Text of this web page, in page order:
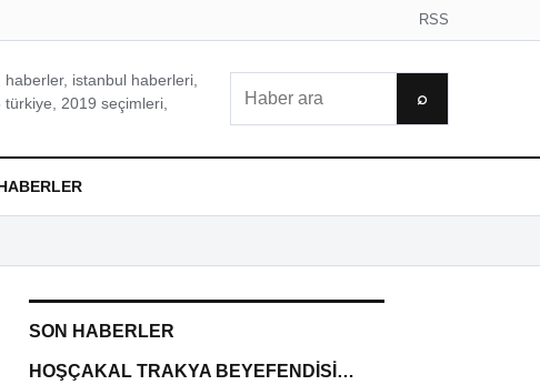
RSS
istanbul haberleri,
2019 seçimleri,
⌕
SON HABERLER
HOŞÇAKAL TRAKYA BEYEFENDİSİ…